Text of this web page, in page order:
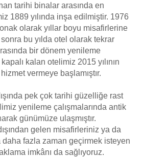
tarihi binalar arasında en
1889 yılında inşa edilmiştir. 1976
olarak yıllar boyu misafirlerine
bu yılda otel olarak tekrar
bir dönem yenileme
kalan otelimiz 2015 yılının
vermeye başlamıştır.
pek çok tarihi güzelliğe rast
yenileme çalışmalarında antik
günümüze ulaşmıştır.
gelen misafirleriniz ya da
daha fazla zaman geçirmek isteyen
imkânı da sağlıyoruz.